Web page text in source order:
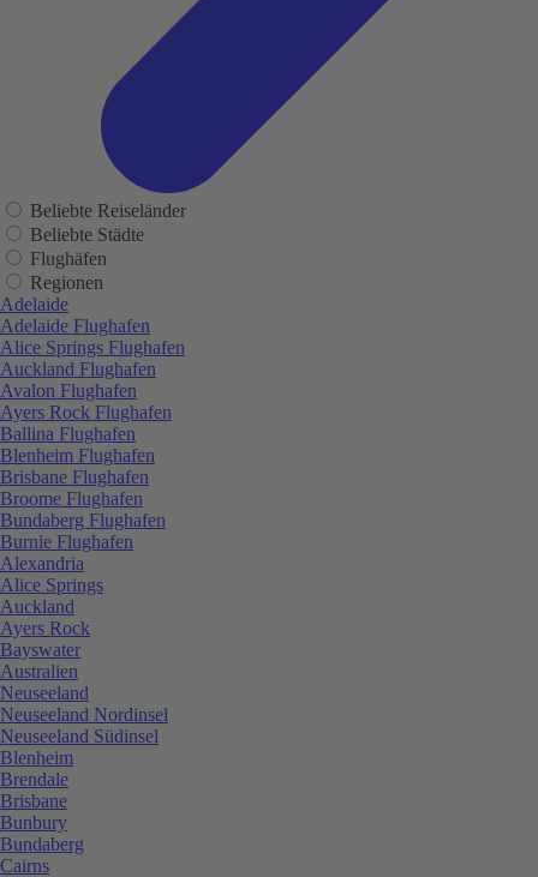
Beliebte Reiseländer
Beliebte Städte
Flughäfen
Regionen
Adelaide
Adelaide Flughafen
Alice Springs Flughafen
Auckland Flughafen
Avalon Flughafen
Ayers Rock Flughafen
Ballina Flughafen
Blenheim Flughafen
Brisbane Flughafen
Broome Flughafen
Bundaberg Flughafen
Burnie Flughafen
Alexandria
Alice Springs
Auckland
Ayers Rock
Bayswater
Australien
Neuseeland
Neuseeland Nordinsel
Neuseeland Südinsel
Blenheim
Brendale
Brisbane
Bunbury
Bundaberg
Cairns